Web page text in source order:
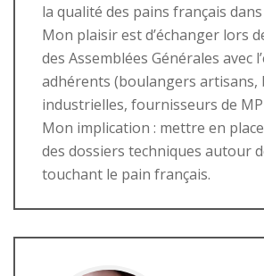
la qualité des pains français
Mon plaisir est d’échanger lors
des Assemblées Générales avec
adhérents (boulangers artisans,
industrielles, fournisseurs de
Mon implication : mettre en
des dossiers techniques autour
touchant le pain français.